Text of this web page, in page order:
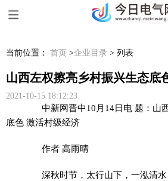
当前位置： 首页 >企业目录 > 列表
山西左权擦亮乡村振兴生态底
2021-10-15 18:12:23
中新网晋中10月14日电 题：山
底色 激活村级经济
作者 高雨晴
深秋时节，太行山下，一泓清水